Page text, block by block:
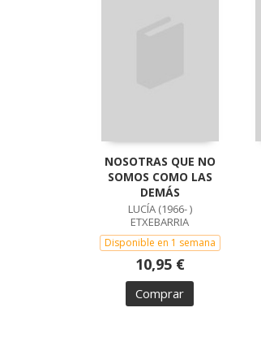
NOSOTRAS QUE NO
SOMOS COMO LAS
DEMÁS
LUCÍA (1966- )
ETXEBARRIA
Disponible en 1 semana
10,95 €
Comprar